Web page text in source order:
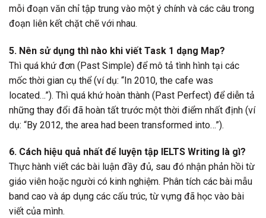
mỗi đoạn văn chỉ tập trung vào một ý chính và các câu trong
đoạn liên kết chặt chẽ với nhau.
5. Nên sử dụng thì nào khi viết Task 1 dạng Map?
Thì quá khứ đơn (Past Simple) để mô tả tình hình tại các
mốc thời gian cụ thể (ví dụ: “In 2010, the cafe was
located…”). Thì quá khứ hoàn thành (Past Perfect) để diễn tả
những thay đổi đã hoàn tất trước một thời điểm nhất định (ví
dụ: “By 2012, the area had been transformed into…”).
6. Cách hiệu quả nhất để luyện tập IELTS Writing là gì?
Thực hành viết các bài luận đầy đủ, sau đó nhận phản hồi từ
giáo viên hoặc người có kinh nghiệm. Phân tích các bài mẫu
band cao và áp dụng các cấu trúc, từ vựng đã học vào bài
viết của mình.